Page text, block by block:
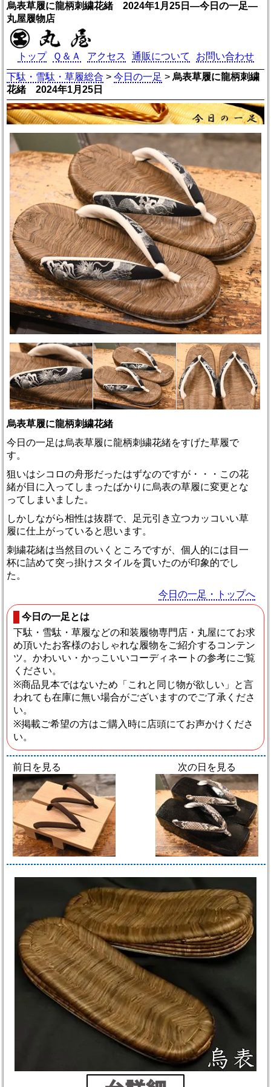
烏表草履に龍柄刺繍花緒 2024年1月25日―今日の一足―
丸屋履物店
トップ Ｑ＆Ａ アクセス 通販について
お問い合わせ
下駄・雪駄・草履総合 >今日の一足 >烏表草履に龍柄刺繍
花緒 2024年1月25日
烏表草履に龍柄刺繍花緒
今日の一足は烏表草履に龍柄刺繍花緒をすげた草履で
す。
狙いはシコロの舟形だったはずなのですが・・・この花
緒が目に入ってしまったばかりに烏表の草履に変更とな
ってしまいました。
しかしながら相性は抜群で、足元引き立つカッコいい草
履に仕上がっていると思います。
刺繍花緒は当然目のいくところですが、個人的には目一
杯に詰めて突っ掛けスタイルを貫いたのが印象的でし
た。
今日の一足・トップへ
今日の一足とは
下駄・雪駄・草履などの和装履物専門店・丸屋にてお求
め頂いたお客様のおしゃれな履物をご紹介するコンテン
ツ。かわいい・かっこいいコーディネートの参考にご覧
ください。
※商品見本ではないため「これと同じ物が欲しい」と言
われても在庫に無い場合がございますのでご了承くださ
い。
※掲載ご希望の方はご購入時に店頭にてお声かけくださ
い。
前日を見る 次の日を見る